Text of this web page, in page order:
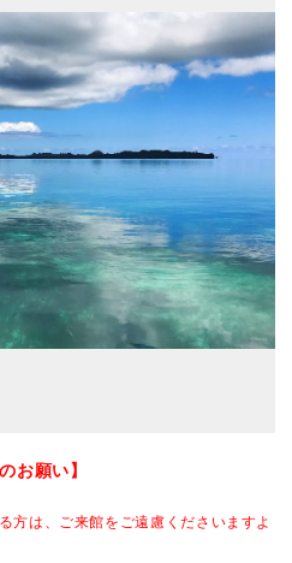
お願い】
方は、ご来館をご遠慮くださいますよ